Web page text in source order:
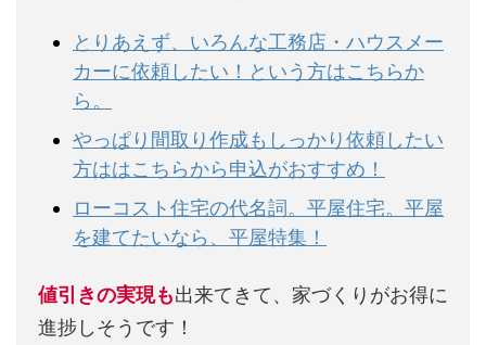
とりあえず、いろんな工務店・ハウスメー
カーに依頼したい！という方はこちらか
ら。
やっぱり間取り作成もしっかり依頼したい
方ははこちらから申込がおすすめ！
ローコスト住宅の代名詞。平屋住宅。平屋
を建てたいなら、平屋特集！
値引きの実現も出来てきて、家づくりがお得に
進捗しそうです！